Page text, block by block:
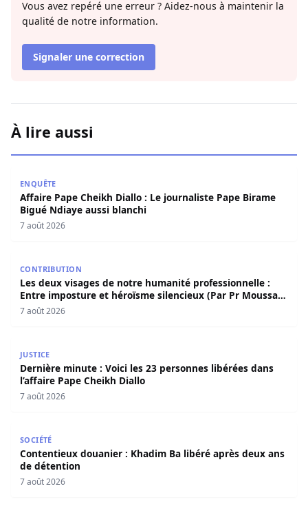
Vous avez repéré une erreur ? Aidez-nous à maintenir la
qualité de notre information.
Signaler une correction
À lire aussi
ENQUÊTE
Affaire Pape Cheikh Diallo : Le journaliste Pape Birame
Bigué Ndiaye aussi blanchi
7 août 2026
CONTRIBUTION
Les deux visages de notre humanité professionnelle :
Entre imposture et héroïsme silencieux (Par Pr Moussa
Seydi)
7 août 2026
JUSTICE
Dernière minute : Voici les 23 personnes libérées dans
l’affaire Pape Cheikh Diallo
7 août 2026
SOCIÉTÉ
Contentieux douanier : Khadim Ba libéré après deux ans
de détention
7 août 2026